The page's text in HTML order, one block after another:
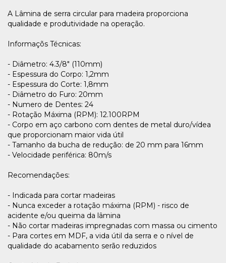
A Lâmina de serra circular para madeira proporciona
qualidade e produtividade na operação.
Informaçõs Técnicas:
- Diâmetro: 4.3/8" (110mm)
- Espessura do Corpo: 1,2mm
- Espessura do Corte: 1,8mm
- Diâmetro do Furo: 20mm
- Numero de Dentes: 24
- Rotação Máxima (RPM): 12.100RPM
- Corpo em aço carbono com dentes de metal duro/vídea
que proporcionam maior vida útil
- Tamanho da bucha de redução: de 20 mm para 16mm
- Velocidade periférica: 80m/s
Recomendações:
- Indicada para cortar madeiras
- Nunca exceder a rotação máxima (RPM) - risco de
acidente e/ou queima da lâmina
- Não cortar madeiras impregnadas com massa ou cimento
- Para cortes em MDF, a vida útil da serra e o nível de
qualidade do acabamento serão reduzidos